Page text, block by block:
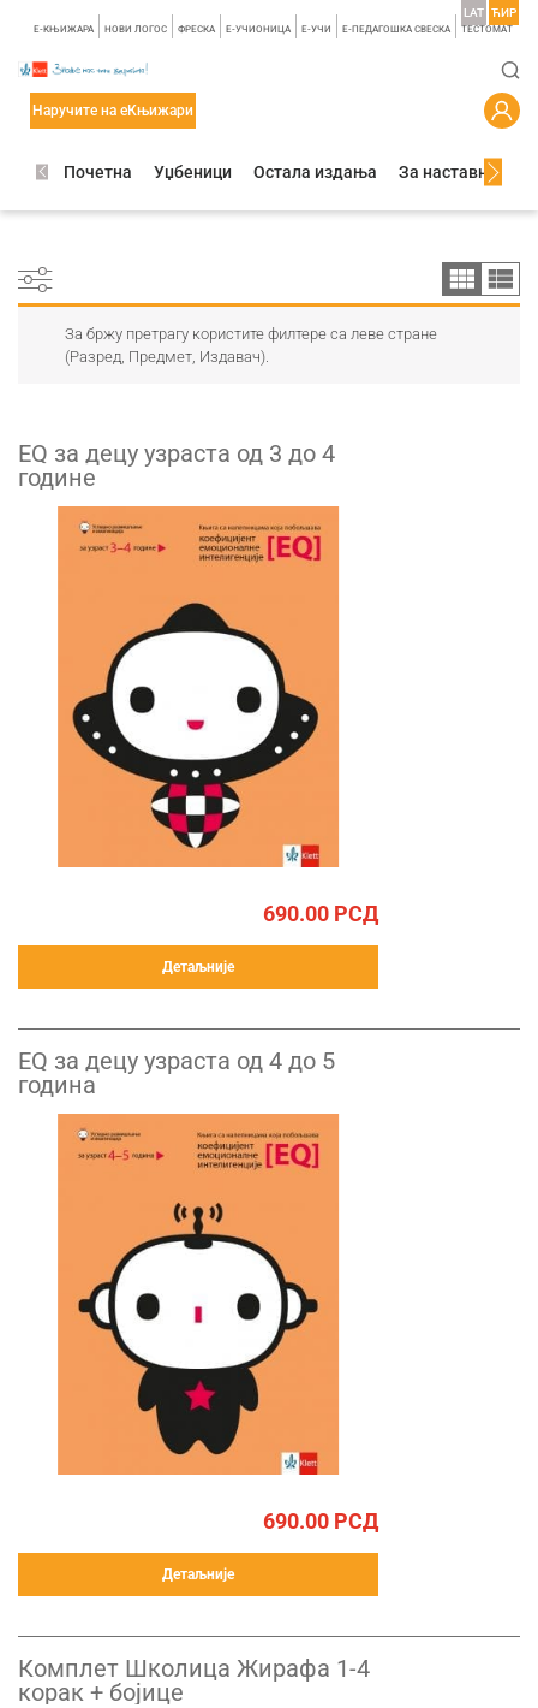
E-КЊИЖАРА НОВИ ЛОГОС ФРЕСКА E-УЧИОНИЦА E-УЧИ Е-ПЕДАГОШКА СВЕСКА TЕСТОМАТ
LAT ЋИР
Наручите на еКњижари
Почетна Уџбеници Остала издања За наставнике
За бржу претрагу користите филтере са леве стране
(Разред, Предмет, Издавач).
ЕQ за децу узраста од 3 до 4
године
690.00 РСД
Детаљније
ЕQ за децу узраста од 4 до 5
година
690.00 РСД
Детаљније
Комплет Школица Жирафа 1-4
корак + бојице